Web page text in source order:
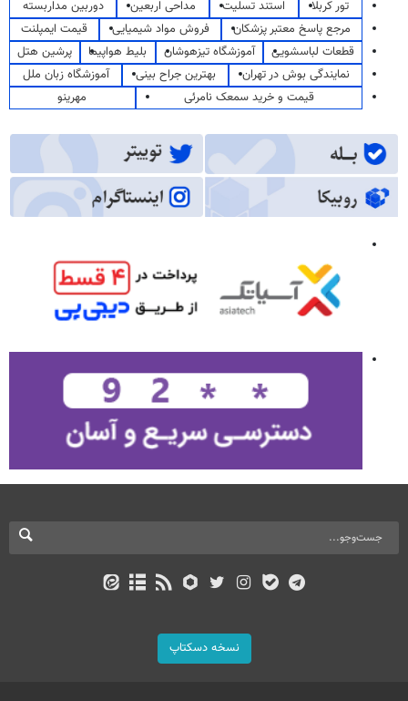
تور کربلا
استند تسلیت مداحی اربعین
دوربین مداربسته
مرجع پاسخ معتبر پزشکان
فروش مواد شیمیایی
قیمت ایمپلنت
قطعات لباسشویی
آموزشگاه تیزهوشان بلیط هواپیما
پرشین هتل
نمایندگی بوش در تهران
بهترین جراح بینی
آموزشگاه زبان ملل
قیمت و خرید سمعک نامرئی
مهرینو
نسخه دسکتاپ